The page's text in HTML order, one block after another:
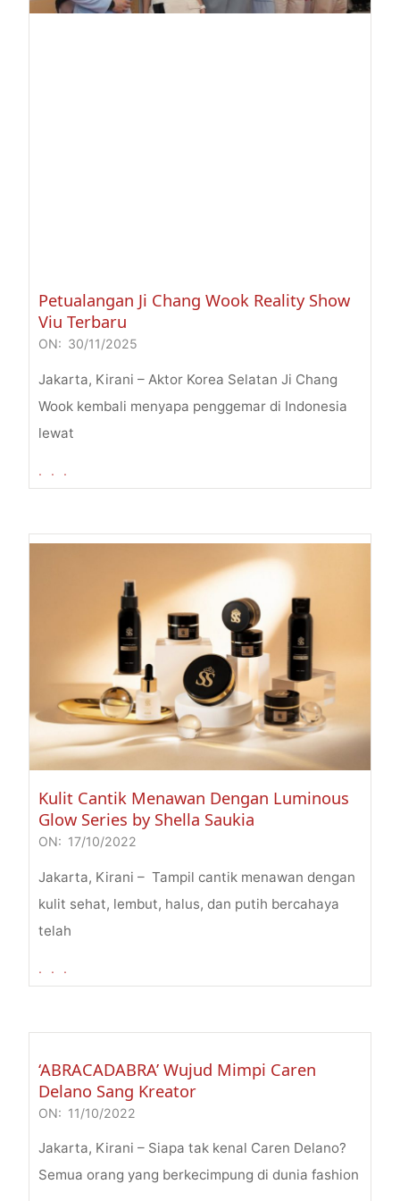
Petualangan Ji Chang Wook Reality Show
Viu Terbaru
2025-
11-
30
ON: 30/11/2025
Jakarta, Kirani – Aktor Korea Selatan Ji Chang
Wook kembali menyapa penggemar di Indonesia
lewat
. . .
Kulit Cantik Menawan Dengan Luminous
Glow Series by Shella Saukia
2022-
10-
17
ON: 17/10/2022
Jakarta, Kirani – Tampil cantik menawan dengan
kulit sehat, lembut, halus, dan putih bercahaya
telah
. . .
‘ABRACADABRA’ Wujud Mimpi Caren
Delano Sang Kreator
2022-
10-
11
ON: 11/10/2022
Jakarta, Kirani – Siapa tak kenal Caren Delano?
Semua orang yang berkecimpung di dunia fashion